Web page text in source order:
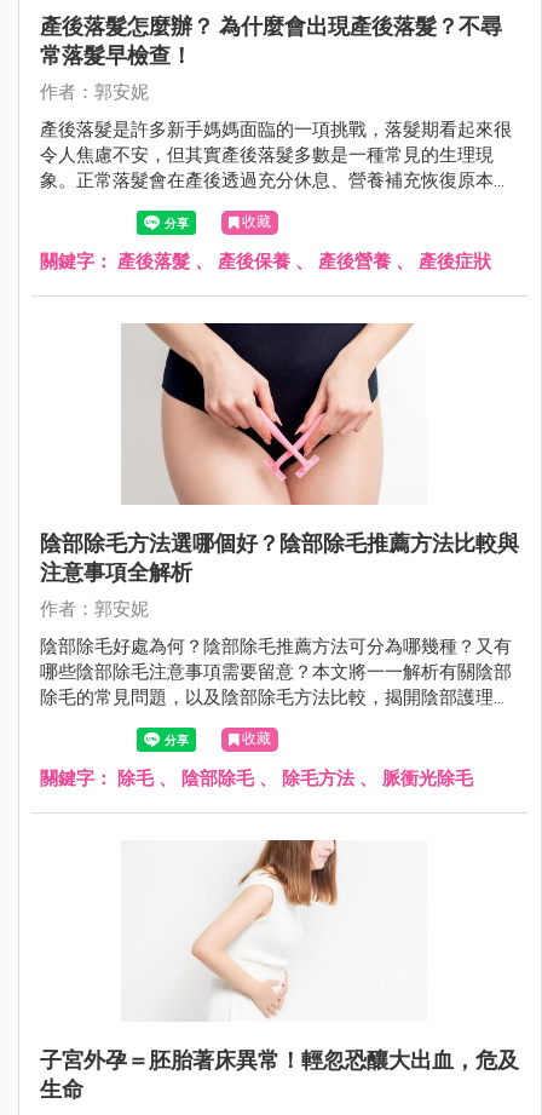
產後落髮怎麼辦？ 為什麼會出現產後落髮？不尋
常落髮早檢查！
作者：郭安妮
產後落髮是許多新手媽媽面臨的一項挑戰，落髮期看起來很
令人焦慮不安，但其實產後落髮多數是一種常見的生理現
象。正常落髮會在產後透過充分休息、營養補充恢復原本豐
盈的秀髮，若是不正常落髮，則需盡快就醫。
收藏
關鍵字： 產後落髮 、 產後保養 、 產後營養 、 產後症狀
陰部除毛方法選哪個好？陰部除毛推薦方法比較與
注意事項全解析
作者：郭安妮
陰部除毛好處為何？陰部除毛推薦方法可分為哪幾種？又有
哪些陰部除毛注意事項需要留意？本文將一一解析有關陰部
除毛的常見問題，以及陰部除毛方法比較，揭開陰部護理的
收藏
關鍵字： 除毛、 陰部除毛、 除毛方法 、 脈衝光除毛
子宮外孕＝胚胎著床異常！輕忽恐釀大出血，危及
生命